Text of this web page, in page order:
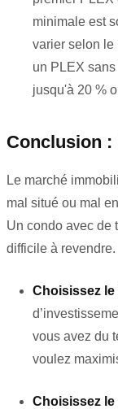
minimale est
varier selon le
un PLEX
jusqu'à 20 %
Conclusion :
Le marché
mal situé ou mal
Un condo avec de
difficile à revendre.
Choisissez le
vous avez du
voulez
Choisissez